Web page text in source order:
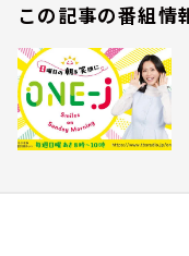
この記事の番組情